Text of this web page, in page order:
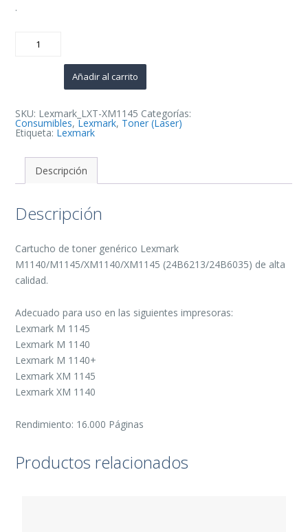
.
M1140/M1145/XM1140/XM1145
Reemplaza
24B6213/24B6035
cantidad
Añadir al carrito
SKU: Lexmark_LXT-XM1145 Categorías:
Consumibles, Lexmark, Toner (Laser)
Etiqueta: Lexmark
Descripción
Descripción
Cartucho de toner genérico Lexmark
M1140/M1145/XM1140/XM1145 (24B6213/24B6035) de alta
calidad.
Adecuado para uso en las siguientes impresoras:
Lexmark M 1145
Lexmark M 1140
Lexmark M 1140+
Lexmark XM 1145
Lexmark XM 1140
Rendimiento: 16.000 Páginas
Productos relacionados